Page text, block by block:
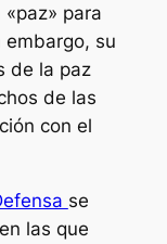
para
su
de la paz
de las
con el
se
las que